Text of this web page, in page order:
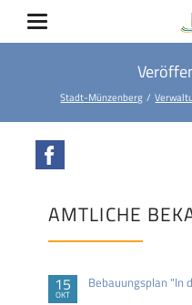
Stadt-Münzenberg
AMTLICHE
15
OKT
Bebauungsplan "In